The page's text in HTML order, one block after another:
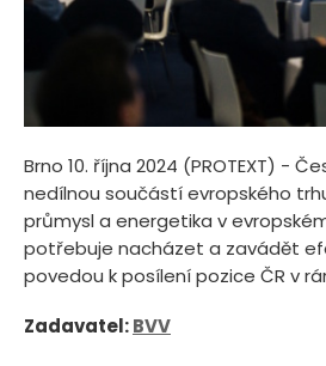
Brno 10. října 2024 (PROTEXT) -
nedílnou součástí evropského
průmysl a energetika v
potřebuje nacházet a zavádět
povedou k posílení pozice ČR v
Zadavatel:BVV